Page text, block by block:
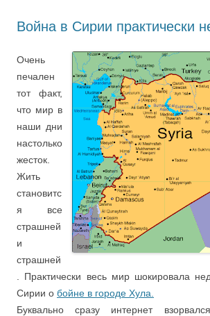
Война в Сирии практически
Очень
печален
тот факт,
что мир в
наши дни
настолько
жесток.
Жить
становитс
я все
страшней
и
страшней
. Практически весь мир шокировала
Сирии о бойне в городе Хула.
Буквально сразу интернет